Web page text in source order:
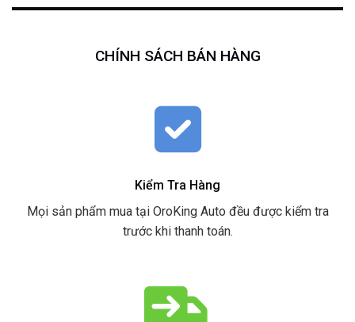
CHÍNH SÁCH BÁN HÀNG
Kiểm Tra Hàng
Mọi sản phẩm mua tại OroKing Auto đều được kiểm tra
trước khi thanh toán.